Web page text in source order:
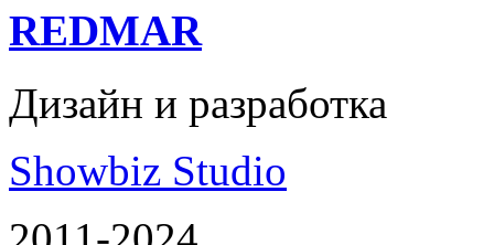
REDMAR
Дизайн и разработка
Showbiz Studio